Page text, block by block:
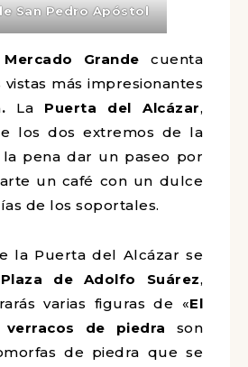
San Pedro Apóstol
Grande cuenta
más impresionantes
. La Puerta del Alcázar,
los dos extremos de la
la pena dar un paseo por
un café con un dulce
de los soportales.
la Puerta del Alcázar se
Plaza de Adolfo Suárez,
varias figuras de «El
verracos de piedra son
de piedra que se